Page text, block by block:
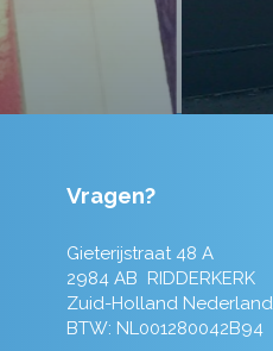
Vragen?
Gieterijstraat 48 A
2984 AB RIDDERKERK
Zuid-Holland Nederland
BTW: NL001280042B94